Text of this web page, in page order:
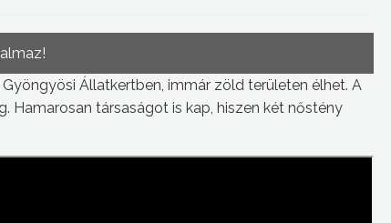
Állatkertben, immár zöld területen élhet. A
Hamarosan társaságot is kap, hiszen két nőstény